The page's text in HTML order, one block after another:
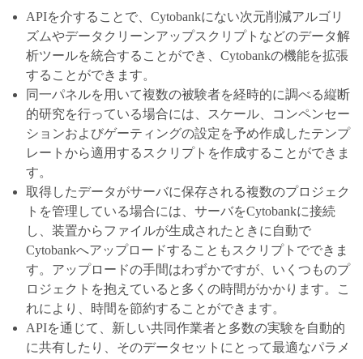
APIを介することで、Cytobankにない次元削減アルゴリ
ズムやデータクリーンアップスクリプトなどのデータ解
析ツールを統合することができ、Cytobankの機能を拡張
することができます。
同一パネルを用いて複数の被験者を経時的に調べる縦断
的研究を行っている場合には、スケール、コンペンセー
ションおよびゲーティングの設定を予め作成したテンプ
レートから適用するスクリプトを作成することができま
す。
取得したデータがサーバに保存される複数のプロジェク
トを管理している場合には、サーバをCytobankに接続
し、装置からファイルが生成されたときに自動で
Cytobankへアップロードすることもスクリプトでできま
す。アップロードの手間はわずかですが、いくつものプ
ロジェクトを抱えていると多くの時間がかかります。こ
れにより、時間を節約することができます。
APIを通じて、新しい共同作業者と多数の実験を自動的
に共有したり、そのデータセットにとって最適なパラメ